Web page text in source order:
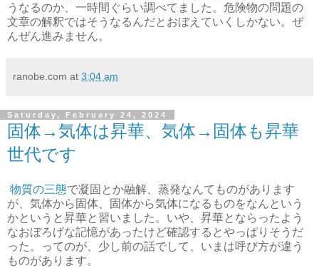
うなるのか、一時間ぐらい調べてました。危険物の問題の
文章の解釈ではそうなるんだとおぼえていくしかない。ぜ
んぜん進みません。
ranobe.com at 3:04 am
Saturday, February 24, 2024
固体→気体は昇華、気体→固体も昇華
世代です
物質の三態で凝固とか融解、蒸発なんてものがあります
が、気体から固体、固体から気体になるものをなんという
かというと昇華と習いました。いや、昇華とならったよう
なおぼろげな記憶があったけど確認するとやっぱりそうだ
った。ってのが、少し前の話でして、いまは呼び方が違う
ものがあります。